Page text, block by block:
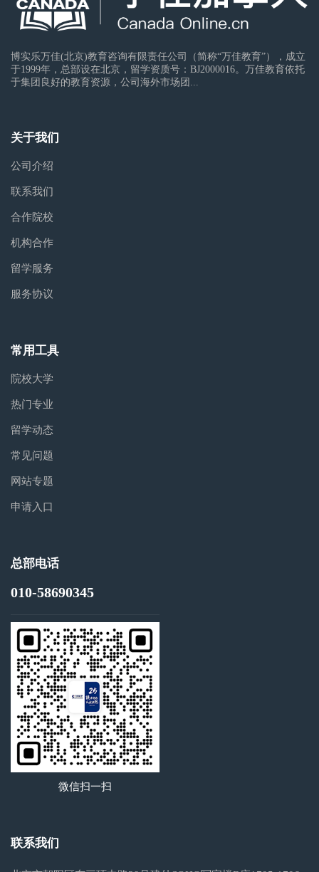
博实乐万佳(北京)教育咨询有限责任公司（简称“万佳教育”），成立
于1999年，总部设在北京，留学资质号：BJ2000016。万佳教育依托
于集团良好的教育资源，公司海外市场团...
关于我们
公司介绍
联系我们
合作院校
机构合作
留学服务
服务协议
常用工具
院校大学
热门专业
留学动态
常见问题
网站专题
申请入口
总部电话
010-58690345
微信扫一扫
联系我们